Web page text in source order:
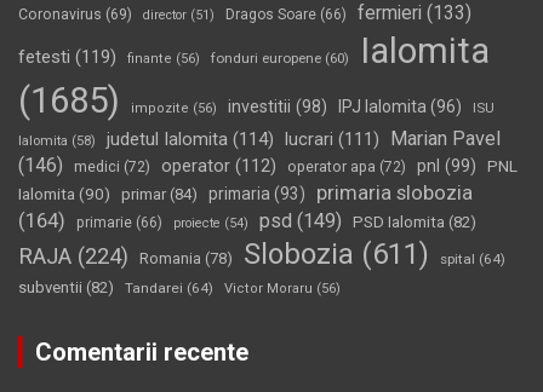
Coronavirus (69) director (51) Dragos Soare (66) fermieri (133)
fetesti (119) finante (56) fonduri europene (60)
Ialomita
(1685)
impozite (56) investitii (98) IPJ Ialomita (96) ISU
Ialomita (58) judetul Ialomita (114) lucrari (111)
Marian Pavel
(146)
medici (72) operator (112) operator apa (72) pnl (99)
PNL
Ialomita (90) primar(84) primaria (93)
primaria slobozia
(164)
primarie (66) proiecte (54) psd (149) PSD Ialomita (82)
RAJA (224) Romania (78) Slobozia (611) spital (64)
subventii (82) Tandarei (64) Victor Moraru (56)
Comentarii recente